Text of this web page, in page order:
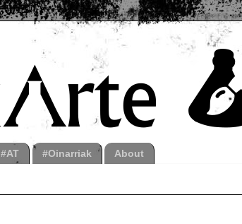
#AT #Oinarriak About